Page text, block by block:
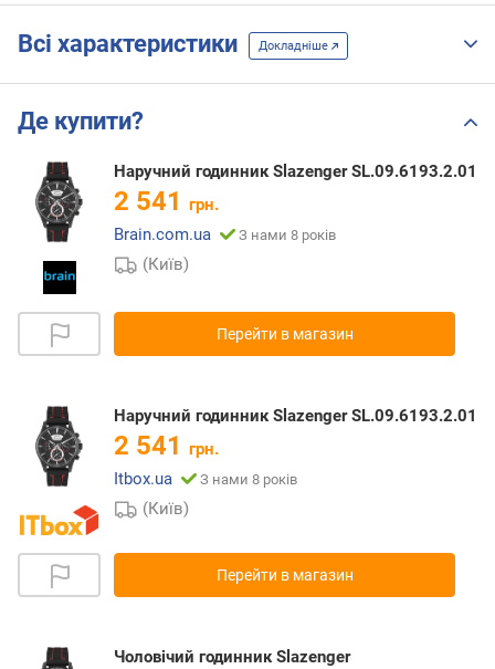
Всі характеристики Докладніше
Де купити?
Наручний годинник Slazenger SL.09.6193.2.01
2 541 грн.
Brain.com.ua
З нами 8 років
(Київ)
Перейти в магазин
Наручний годинник Slazenger SL.09.6193.2.01
2 541 грн.
Itbox.ua
З нами 8 років
(Київ)
Перейти в магазин
Чоловічий годинник Slazenger